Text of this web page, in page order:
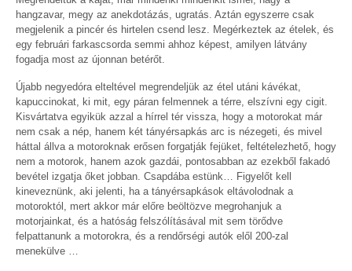
hangzavar, megy az anekdotázás, ugratás. Aztán egyszerre csak
megjelenik a pincér és hirtelen csend lesz. Megérkeztek az ételek, és
egy februári farkascsorda semmi ahhoz képest, amilyen látvány
fogadja most az újonnan betérőt.
Újabb negyedóra elteltével megrendeljük az étel utáni kávékat,
kapuccinokat, ki mit, egy páran felmennek a térre, elszívni egy cigit.
Kisvártatva egyikük azzal a hírrel tér vissza, hogy a motorokat már
nem csak a nép, hanem két tányérsapkás arc is nézegeti, és mivel
háttal állva a motoroknak erősen forgatják fejüket, feltételezhető, hogy
nem a motorok, hanem azok gazdái, pontosabban az ezekből fakadó
bevétel izgatja őket jobban. Csapdába estünk… Figyelőt kell
kineveznünk, aki jelenti, ha a tányérsapkások eltávolodnak a
motoroktól, mert akkor már előre beöltözve megrohanjuk a
motorjainkat, és a hatóság felszólításával mit sem törődve
felpattanunk a motorokra, és a rendőrségi autók elől 200-zal
menekülve …